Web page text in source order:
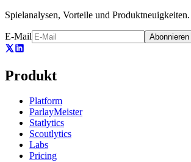
Spielanalysen, Vorteile und
E-Mail Abonnieren
Produkt
Platform
ParlayMeister
Statlytics
Scoutlytics
Labs
Pricing